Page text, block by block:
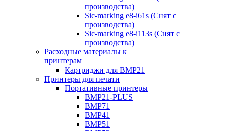
производства)
Sic-marking e8-i61s (Снят с
производства)
Sic-marking e8-i113s (Снят с
производства)
Расходные материалы к
принтерам
Картриджи для BMP21
Принтеры для печати
Портативные принтеры
BMP21-PLUS
BMP71
BMP41
BMP51